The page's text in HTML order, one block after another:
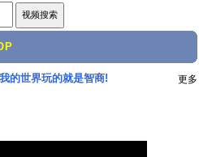
的世界玩的就是智商! 更多